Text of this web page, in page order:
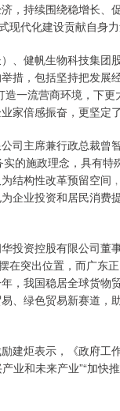
，持续围绕稳增长、
现代化建设贡献自身力
、健帆生物科技集团
措，包括坚持把发展
一流营商环境，下
家倍感振奋，更坚定
司主席兼行政总裁曾
的施政理念，具有
结构性改革预留空间
企业投资和居民消费
投资控股有限公司董
突出位置，而广东
，我国稳居全球货物
、绿色贸易新赛道，
建炬表示，《政府工
业和未来产业”“加快